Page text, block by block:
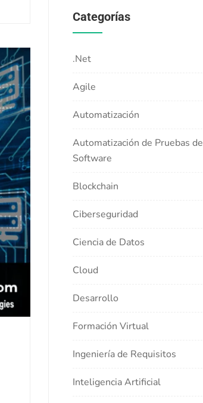
Categorías
.Net
Agile
Automatización
Automatización de Pruebas de
Software
Blockchain
Ciberseguridad
Ciencia de Datos
Cloud
Desarrollo
Formación Virtual
Ingeniería de Requisitos
Inteligencia Artificial